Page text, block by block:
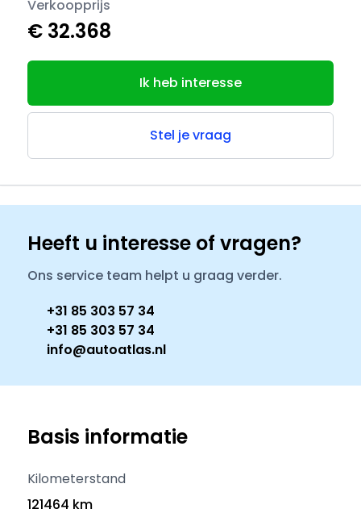
Verkoopprijs
€ 32.368
Ik heb interesse
Stel je vraag
Heeft u interesse of vragen?
Ons service team helpt u graag verder.
+31 85 303 57 34
+31 85 303 57 34
info@autoatlas.nl
Basis informatie
Kilometerstand
121464 km